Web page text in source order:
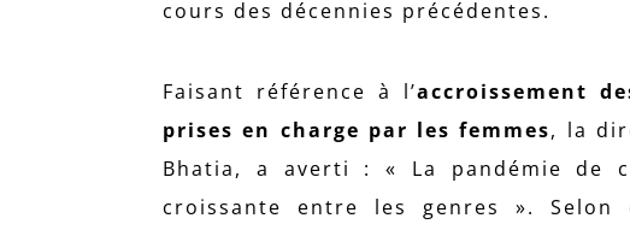
cours des décennies précédentes.
Faisant référence à l’accroissement
prises en charge par les femmes, la
Bhatia, a averti : « La pandémie de
croissante entre les genres ».